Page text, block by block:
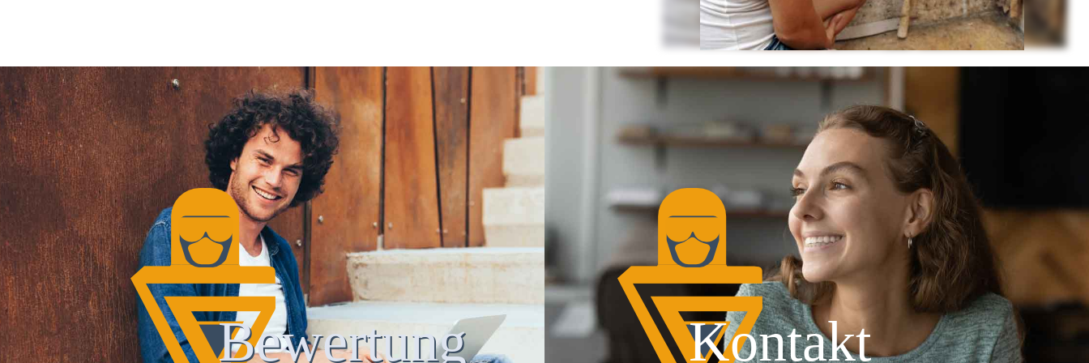
Bewertung Kontakt